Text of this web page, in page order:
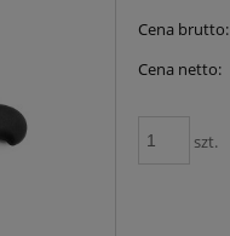
Cena brutto:
Cena netto:
szt.